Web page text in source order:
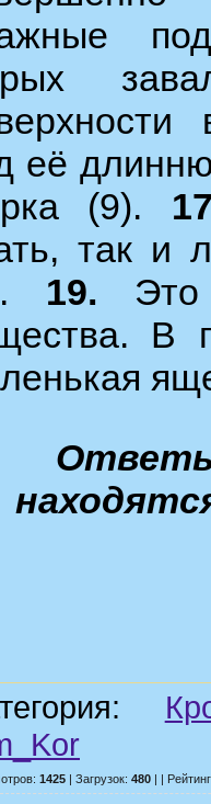
её
(9).
так и
19.
В
Ответы
1425 | Загрузок: 480 | |